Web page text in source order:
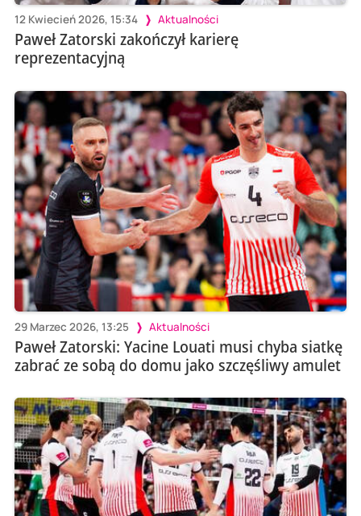
12 Kwiecień 2026, 15:34 Aktualności
Paweł Zatorski zakończył karierę
reprezentacyjną
29 Marzec 2026, 13:25 Aktualności
Paweł Zatorski: Yacine Louati musi chyba siatkę
zabrać ze sobą do domu jako szczęśliwy amulet